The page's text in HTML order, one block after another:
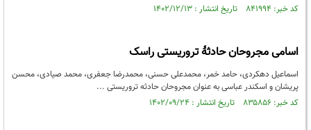
کد خبر: ۸۴۱۹۹۴ تاریخ انتشار : ۱۴۰۲/۱۲/۱۳
اسامی مجروحان حادثهٔ تروریستی راسک
اسماعیل دهکردی، حامد خمر، محمدعلی حسنی، محمدرضا جعفری، محمد صیادی، محسن
پریشان و اسکندر عباسی به عنوان مجروحان حادثه تروریستی ...
کد خبر: ۸۳۵۸۵۶ تاریخ انتشار : ۱۴۰۲/۰۹/۲۴